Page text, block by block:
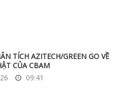
TÍCH AZITECH/GREEN GO VỀ
CỦA CBAM
09:41